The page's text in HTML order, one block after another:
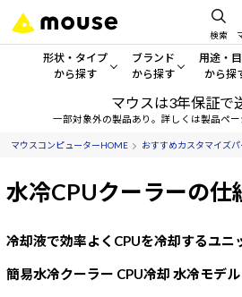
検索
形状・タイプ
から探す
形状・タイプから探す をすべてみる
デスクトップPC
ノートPC
タブレットPC
サーバー
ブランド
から探す
mouse
G TUNE
NEXTGEAR
DAIV
MousePro
用途・
から探
一般向
ゲーミ
クリエ
ビジネ
学習向
マウスは3年保証で
一部対象外の製品あり。詳しくは製品ペー
マウスコンピューターHOME おすすめカスタマイズ
水冷CPUクーラーの仕
冷却液で効率よくCPUを冷却するユニ
簡易水冷クーラー CPU冷却 水冷モデル